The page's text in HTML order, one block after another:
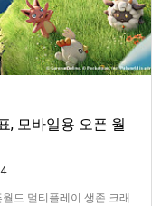
, 모바일용 오픈 월
드 멀티플레이 생존 크래